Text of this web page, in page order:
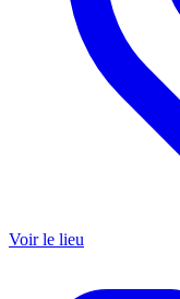
Voir le lieu